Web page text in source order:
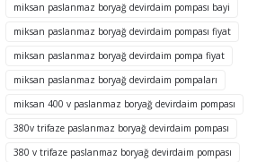
Ürün açıklamasında eksik bilgiler bulunuyor.
Ürün bilgilerinde hatalar bulunuyor.
Ürün fiyatı diğer sitelerden daha pahalı.
Bu ürüne benzer farklı alternatifler olmalı.
miksan paslanmaz boryağ devirdaim pompası bayi
miksan paslanmaz boryağ devirdaim pompası fiyat
miksan paslanmaz boryağ devirdaim pompa fiyat
miksan paslanmaz boryağ devirdaim pompaları
miksan 400 v paslanmaz boryağ devirdaim pompası
380v trifaze paslanmaz boryağ devirdaim pompası
380 v trifaze paslanmaz boryağ devirdaim pompası